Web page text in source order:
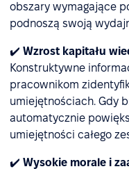
obszary wymagające
podnoszą swoją
✔️ Wzrost kapitału
Konstruktywne
pracownikom
umiejętnościach. Gdy
automatycznie
umiejętności całego
✔️ Wysokie morale i